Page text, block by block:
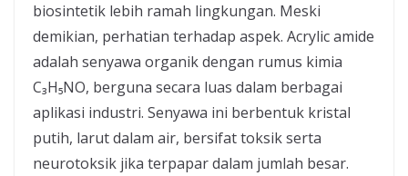
biosintetik lebih ramah lingkungan. Meski
demikian, perhatian terhadap aspek. Acrylic amide
adalah senyawa organik dengan rumus kimia
C₃H₅NO, berguna secara luas dalam berbagai
aplikasi industri. Senyawa ini berbentuk kristal
putih, larut dalam air, bersifat toksik serta
neurotoksik jika terpapar dalam jumlah besar.